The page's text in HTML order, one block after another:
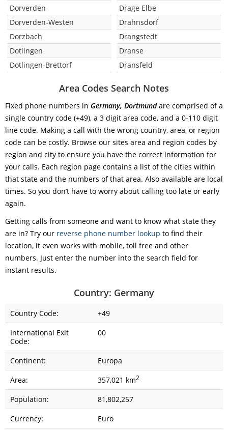
Dorverden
Dorverden-Westen
Dorzbach
Dotlingen
Dotlingen-Brettorf
Drage Elbe
Drahnsdorf
Drangstedt
Dranse
Dransfeld
Area Codes Search Notes
Fixed phone numbers in Germany, Dortmundare comprised of a
single country code (+49), a 3 digit area code, and a 0-110 digit
line code. Making a call with the wrong country, area, or region
code can be costly. Browse our sites area and region codes by
region and city to ensure you have the correct information for
your calls. Each region page contains a list of the cities within
that state and the numbers of that area. Also available are local
times. So you don’t have to worry about calling too late or early
again.
Getting calls from someone and want to know what state they
are in? Try our reverse phone number lookup to find their
location, it even works with mobile, toll free and other
numbers. Just enter the number into the search field for
instant results.
Country: Germany
Country Code:
+49
International Exit
Code:
00
Continent:
Europa
Area:
357,021 km2
Population:
81,802,257
Currency:
Euro